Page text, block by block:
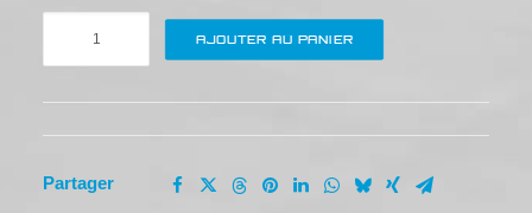
#6
AJOUTER AU PANIER
Partager